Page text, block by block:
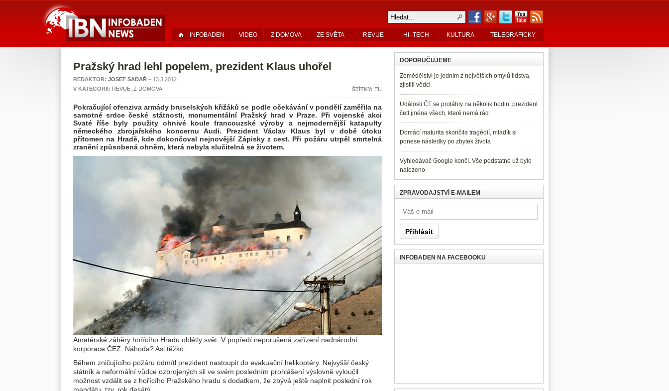
INFOBADEN VIDEO Z DOMOVA ZE SVĚTA REVUE HI–TECH KULTURA TELEGRAFICKY
Pražský hrad lehl popelem, prezident Klaus uhořel
REDAKTOR: JOSEF SADAŘ – 13.3.2012
ŠTÍTKY: EU
V KATEGORII: REVUE Z DOMOVA
Pokračující ofenziva armády bruselských křižáků se podle očekávání v pondělí zaměřila na
samotné srdce české státnosti, monumentální Pražský hrad v Praze. Při vojenské akci
Svaté říše byly použity ohnivé koule francouzské výroby a nejmodernější katapulty
německého zbrojařského koncernu Audi. Prezident Václav Klaus byl v době útoku
přítomen na Hradě, kde dokončoval nejnovější Zápisky z cest. Při požáru utrpěl smrtelná
zranění způsobená ohněm, která nebyla slučitelná se životem.
Amatérské záběry hořícího Hradu oblétly svět. V popředí neporušená zařízení nadnárodní
korporace ČEZ. Náhoda? Asi těžko.
Během zničujícího požáru odmítl prezident nastoupit do evakuační helikoptéry. Nejvyšší český
státník a neformální vůdce ozbrojených sil ve svém posledním prohlášení výslovně vyloučil
možnost vzdálit se z hořícího Pražského hradu s dodatkem, že zbývá ještě naplnit poslední rok
DOPORUČUJEME
Zemědělství je jedním z největších omylů lidstva,
zjistili vědci
Události ČT se protáhly na několik hodin, prezident
četl jména všech, které nemá rád
Domácí maturita skončila tragédií, mladík si
ponese následky po zbytek života
Vyhledávač Google končí. Vše podstatné už bylo
nalezeno
ZPRAVODAJSTVÍ E-MAILEM
INFOBADEN NA FACEBOOKU